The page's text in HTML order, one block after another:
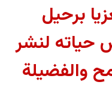
برحيل
حياته لنشر
والفضيلة